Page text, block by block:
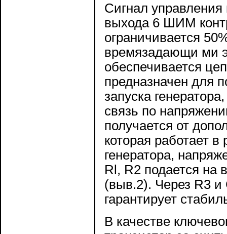
Сигнал
выхода 6 ШИМ
ограничивается
времязадающи ми
обеспечивается
предназначен для
запуска
связь по
получается от
которая работает
генератора,
Rl, R2 подается на
(выв.2). Через R3 и
гарантирует
В качестве